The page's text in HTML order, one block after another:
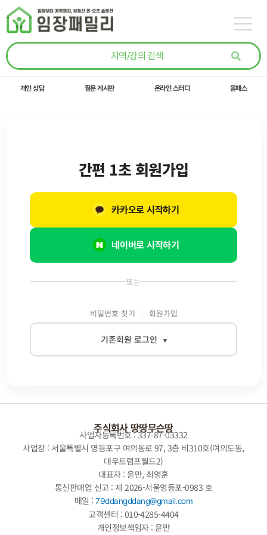
콘텐츠로
건너뛰기
개인 상담 질문 게시판 온라인 스터디 올패스
또는
비밀번호 찾기 회원가입
기존회원 로그인 ▾
로그인
간편 1초 회원가입
네이버로 시작하기
카카오로 시작하기
주식회사 땅땅무슨땅
사업자등록번호 : 337-87-03332
사업장 : 서울특별시 영등포구 여의동로 97, 3층 비310호(여의도동,
대우트럼프월드2)
대표자 : 윤만, 최영훈
통신판매업 신고 : 제 2026-서울영등포-0983 호
메일 :79ddangddang@gmail.com
고객센터 : 010-4285-4404
개인정보책임자 : 윤만